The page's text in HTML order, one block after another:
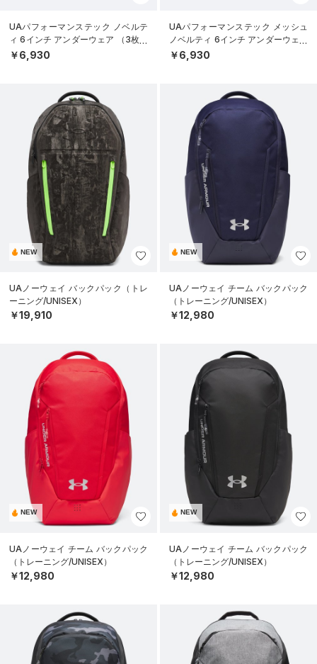
UAパフォーマンステック ノベルテ
ィ 6インチ アンダーウェア （3枚セ
ット）（トレーニング/MEN）
￥6,930
UAパフォーマンステック メッシュ
ノベルティ 6インチ アンダーウェア
（3枚セット）（トレーニング/ME
￥6,930
NEW
UAノーウェイ バックパック（トレ
ーニング/UNISEX）
￥19,910
NEW
UAノーウェイ チーム バックパック
（トレーニング/UNISEX）
￥12,980
NEW
UAノーウェイ チーム バックパック
（トレーニング/UNISEX）
￥12,980
NEW
UAノーウェイ チーム バックパック
（トレーニング/UNISEX）
￥12,980